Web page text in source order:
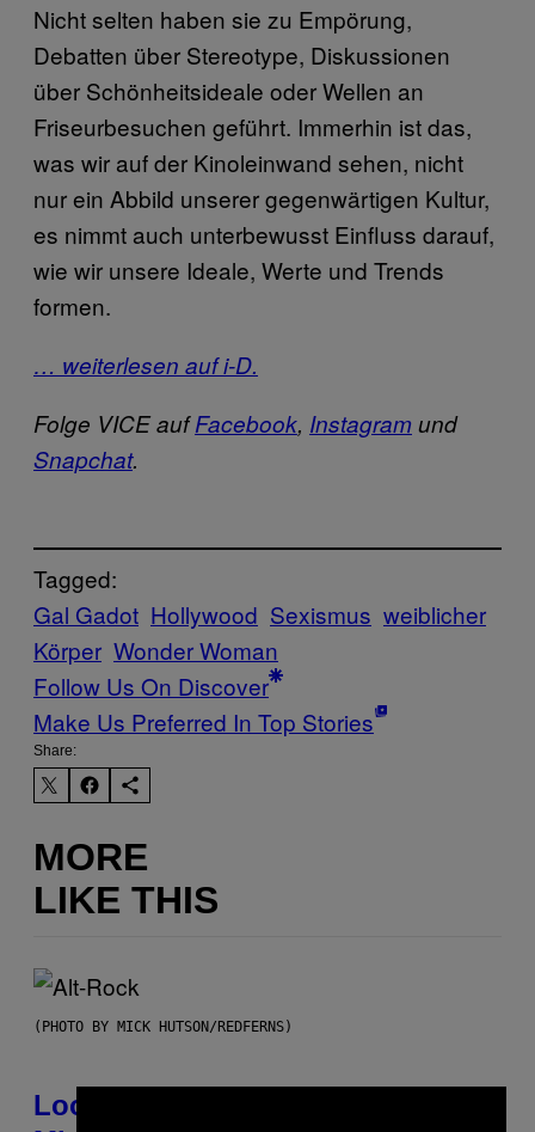
Nicht selten haben sie zu Empörung,
Debatten über Stereotype, Diskussionen
über Schönheitsideale oder Wellen an
Friseurbesuchen geführt. Immerhin ist das,
was wir auf der Kinoleinwand sehen, nicht
nur ein Abbild unserer gegenwärtigen Kultur,
es nimmt auch unterbewusst Einfluss darauf,
wie wir unsere Ideale, Werte und Trends
formen.
… weiterlesen auf i-D.
Folge VICE aufFacebook, Instagramund
Snapchat.
Tagged:
Gal Gadot Hollywood Sexismus weiblicher
Körper Wonder Woman
Follow Us On Discover
Make Us Preferred In Top Stories
Share:
MORE
LIKE THIS
(PHOTO BY MICK HUTSON/REDFERNS)
Looking For the Perfect Alt-Rock